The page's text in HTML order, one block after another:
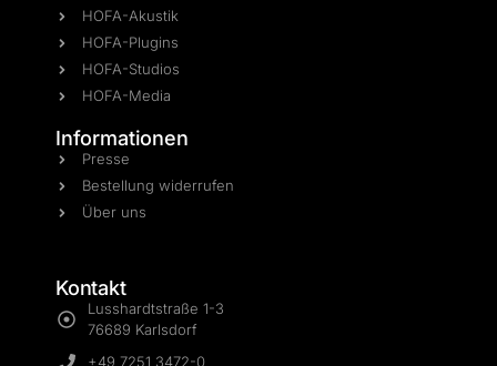
HOFA-Akustik
HOFA-Plugins
HOFA-Studios
HOFA-Media
Informationen
Presse
Bestellung widerrufen
Über uns
Kontakt
Lusshardtstraße 1-3
76689 Karlsdorf
+49 7251 3472-0